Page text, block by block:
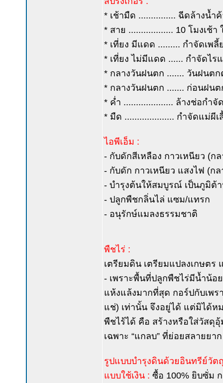
* เช้ามืด ............... ฉีดล้างน้ำ
* สาย .................. 10 โมงเช้
* เที่ยง มีแดด ......... กำจัดเพลี้
* เที่ยง ไม่มีแดด ...... กำจัดไร
* กลางวันฝนตก ....... วันฝนต
* กลางวันฝนตก ....... ก่อนฝน
* ค่ำ .................... ล้างช่อกำ
* มืด .................... กำจัดแม่ผี
ไอพีเอ็ม :
- กับดักสีเหลือง กาวเหนียว (ก
- กับดัก กาวเหนียว แสงไฟ (ก
- บำรุงต้นให้สมบูรณ์ เป็นภูมิต้
- ปลูกพืชกลิ่นไล่ แซม/แทรก
- อนุรักษ์แมลงธรรมชาติ
พืชไร่ :
เตรียมดิน เตรียมแปลงเกษตร
- เพราะพื้นที่ปลูกพืชไร่มีน้ำน้
แห้งแล้งมากที่สุด กอร์ปกับเพ
แช่) เท่านั้น จึงอยู่ได้ แต่มิได้ห
พืชไร้ได้ คือ สร้างหรือใส่วัสดุ
เฉพาะ “แกลบ” ที่ย่อยสลายย
รูปแบบบำรุงดินด้วยอินทรีย์วัต
แบบใช้เงิน : ซื้อ 100% ยิบซั่ม